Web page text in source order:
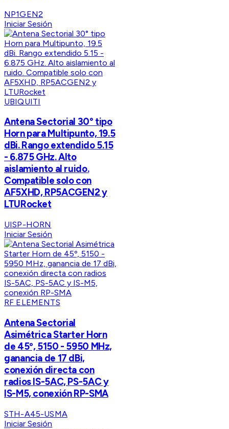
NP1GEN2
Iniciar Sesión
UBIQUITI
Antena Sectorial 30° tipo
Horn para Multipunto, 19.5
dBi. Rango extendido 5.15
- 6.875 GHz. Alto
aislamiento al ruido.
Compatible solo con
AF5XHD, RP5ACGEN2 y
LTURocket
UISP-HORN
Iniciar Sesión
RF ELEMENTS
Antena Sectorial
Asimétrica Starter Horn
de 45º, 5150 - 5950 MHz,
ganancia de 17 dBi,
conexión directa con
radios IS-5AC, PS-5AC y
IS-M5, conexión RP-SMA
STH-A45-USMA
Iniciar Sesión